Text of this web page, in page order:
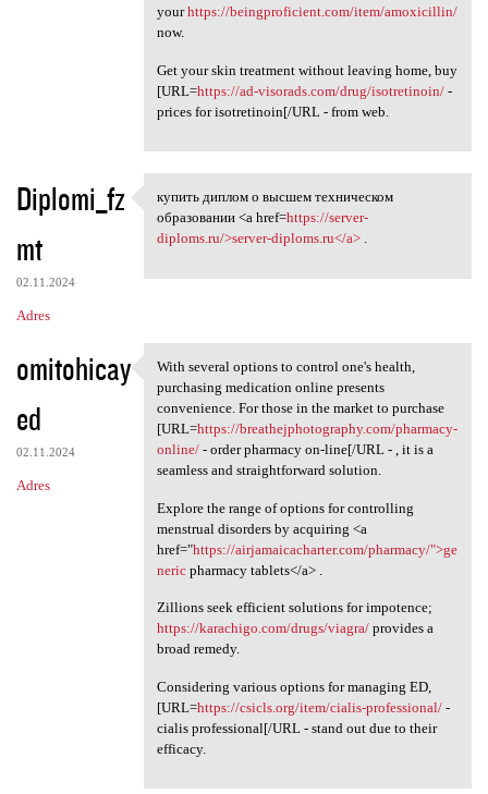
yourhttps://beingproficient.com/item/amoxicillin/
now.
Get your skin treatment without leaving home, buy
[URL=https://ad-visorads.com/drug/isotretinoin/-
prices for isotretinoin[/URL - from web.
Diplomi_fz
mt
02.11.2024
Adres
купить диплом о высшем
купить диплом о высшем техническом
образовании <a href=https://server-
diploms.ru/>server-diploms.ru</a>.
omitohicay
ed
02.11.2024
Adres
With several options to
With several options to control one's health,
purchasing medication online presents
convenience. For those in the market to purchase
[URL=https://breathejphotography.com/pharmacy-
online/- order pharmacy on-line[/URL - , it is a
seamless and straightforward solution.
Explore the range of options for controlling
menstrual disorders by acquiring <a
href="https://airjamaicacharter.com/pharmacy/">ge
nericpharmacy tablets</a> .
Zillions seek efficient solutions for impotence;
https://karachigo.com/drugs/viagra/provides a
broad remedy.
Considering various options for managing ED,
[URL=https://csicls.org/item/cialis-professional/-
cialis professional[/URL - stand out due to their
efficacy.